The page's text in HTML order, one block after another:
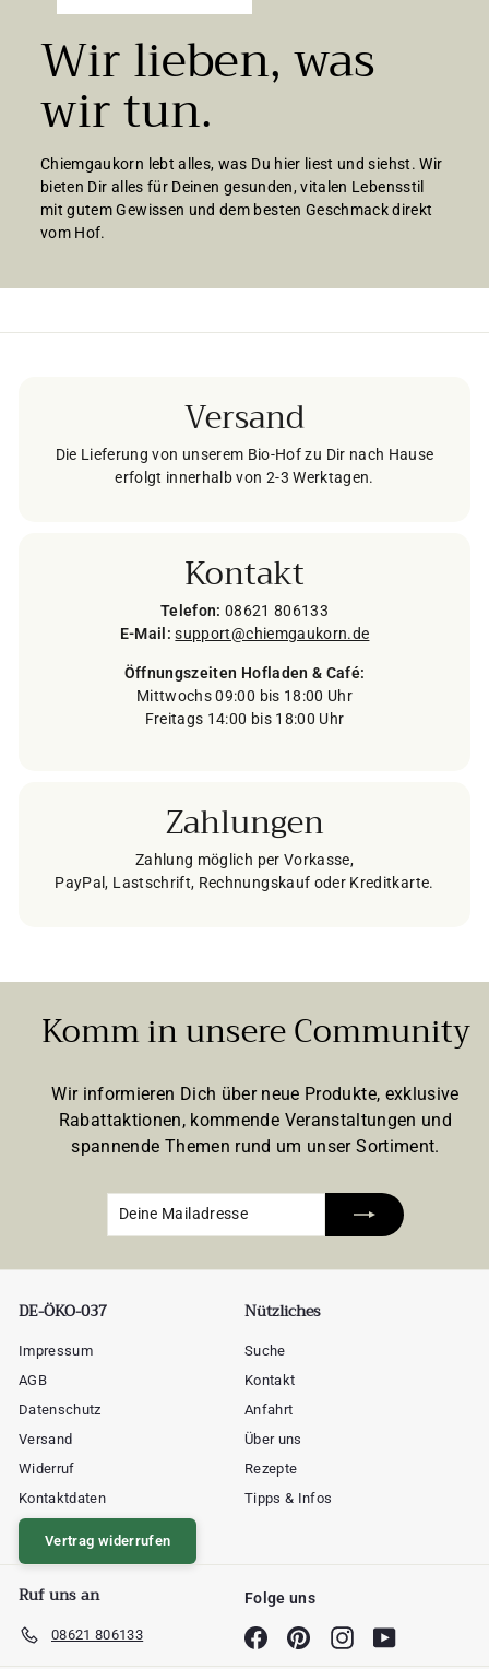
Wir lieben, was
wir tun.
Chiemgaukorn lebt alles, was Du hier liest und siehst. Wir
bieten Dir alles für Deinen gesunden, vitalen Lebensstil
mit gutem Gewissen und dem besten Geschmack direkt
vom Hof.
Versand
Die Lieferung von unserem Bio-Hof zu Dir nach Hause
erfolgt innerhalb von 2-3 Werktagen.
Kontakt
Telefon: 08621 806133
E-Mail: support@chiemgaukorn.de
Öffnungszeiten Hofladen & Café:
Mittwochs 09:00 bis 18:00 Uhr
Freitags 14:00 bis 18:00 Uhr
Zahlungen
Zahlung möglich per Vorkasse,
PayPal, Lastschrift, Rechnungskauf oder Kreditkarte.
Komm in unsere Community
Wir informieren Dich über neue Produkte, exklusive
Rabattaktionen, kommende Veranstaltungen und
spannende Themen rund um unser Sortiment.
DE-ÖKO-037
Impressum
AGB
Datenschutz
Versand
Widerruf
Kontaktdaten
Vertrag widerrufen
Nützliches
Suche
Kontakt
Anfahrt
Über uns
Rezepte
Tipps & Infos
Ruf uns an
08621 806133
Folge uns
FacebookPinterestInstagramYouTube